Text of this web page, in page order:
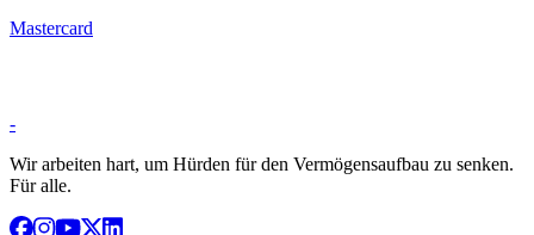
Mastercard
-
Wir arbeiten hart, um Hürden für den Vermögensaufbau zu senken.
Für alle.